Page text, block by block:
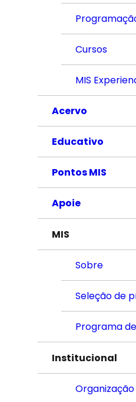
Cursos
MIS
Acervo
Educativo
Pontos MIS
Apoie
MIS
Sobre
Seleção de
Programa
Institucional
Organização